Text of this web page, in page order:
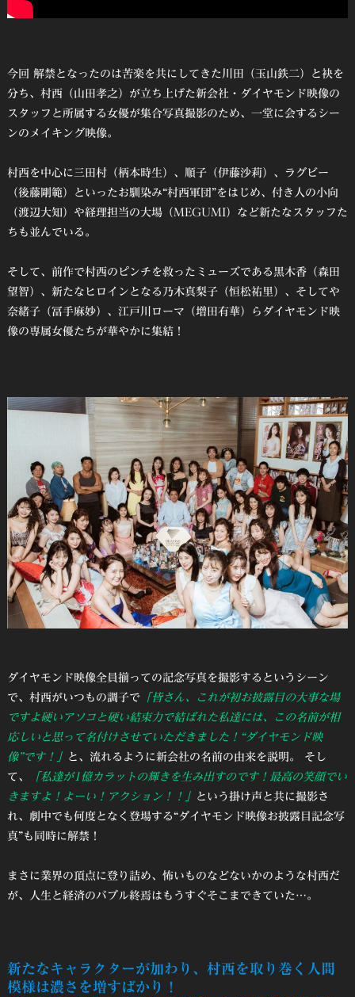
今回 解禁となったのは苦楽を共にしてきた川田（玉山鉄二）と袂を
分ち、村西（山田孝之）が立ち上げた新会社・ダイヤモンド映像の
スタッフと所属する女優が集合写真撮影のため、一堂に会するシー
ンのメイキング映像。
村西を中心に三田村（柄本時生）、順子（伊藤沙莉）、ラグビー
（後藤剛範）といったお馴染み“村西軍団”をはじめ、付き人の小向
（渡辺大知）や経理担当の大場（MEGUMI）など新たなスタッフた
ちも並んでいる。
そして、前作で村西のピンチを救ったミューズである黒木香（森田
望智）、新たなヒロインとなる乃木真梨子（恒松祐里）、そしてや
奈緒子（冨手麻妙）、江戸川ローマ（増田有華）らダイヤモンド映
像の専属女優たちが華やかに集結！
ダイヤモンド映像全員揃っての記念写真を撮影するというシーン
で、村西がいつもの調子で「皆さん、これが初お披露目の大事な場
ですよ硬いアソコと硬い結束力で結ばれた私達には、この名前が相
応しいと思って名付けさせていただきました！“ダイヤモンド映
像”です！」 と、流れるように新会社の名前の由来を説明。 そし
て、
「私達が1億カラットの輝きを生み出すのです！最高の笑顔でい
きますよ！よーい！アクション！！」 という掛け声と共に撮影さ
れ、劇中でも何度となく登場する“ダイヤモンド映像お披露目記念写
真”も同時に解禁！
まさに業界の頂点に登り詰め、怖いものなどないかのような村西だ
が、人生と経済のバブル終焉はもうすぐそこまできていた…。
新たなキャラクターが加わり、村西を取り巻く人間
模様は濃さを増すばかり！